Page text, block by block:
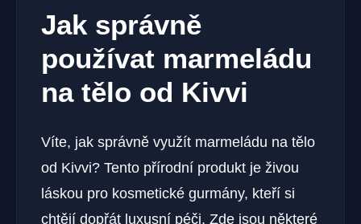
Jak správně
používat marmeládu
na tělo od Kivvi
Víte, jak správně využít marmeládu na tělo
od Kivvi? Tento přírodní produkt je živou
láskou pro kosmetické gurmány, kteří si
chtějí dopřát luxusní péči. Zde jsou některé